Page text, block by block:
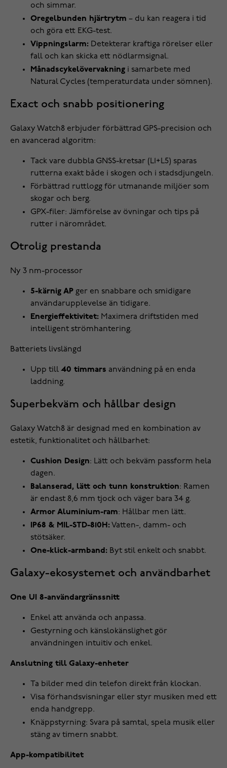
och simmar.
Oregelbunden hjärtrytm – du kan reagera i tid
och göra ett EKG-test.
Vippningslarm: Detekterar kraftiga rörelser eller
fall och kan skicka ett nödlarmsignal.
Månadscykelövervakning i samarbete med
Natural Cycles (temperaturdata under sömnen).
Exact och snabb positionering
Galaxy Watch8 erbjuder förbättrad GPS-precision och
en avancerad algoritm:
Tack vare dubbla GNSS-kretsar (L1+L5) sparas
rutterna exakt både i skogen och i stadsdjungeln.
Förbättrad ruttlogg för utmanande miljöer som
skogar och berg.
GPX-filer: Jämförelse av övningar och tips på
rutter i närområdet.
Otrolig prestanda
Ny 3 nm-processor
5-kärnig AP ger en snabbare och smidigare
användarupplevelse än tidigare.
Energieffektivitet: Maximera driftstiden med
intelligent strömhantering.
Batteriets livslängd
Upp till 40 timmars användning på en enda
laddning.
Superbekväm och hållbar design
Galaxy Watch8 är designad med en kombination av
estetik, funktionalitet och hållbarhet:
Cushion Design: Lätt och bekväm passform hela
dagen.
Balanserad, lätt och tunn konstruktion: Ramen
är endast 8,6 mm tjock och väger bara 34 g.
Armor Aluminium-ram: Hållbar men lätt.
IP68 & MIL-STD-810H: Vatten-, damm- och
stötsäker.
One-klick-armband: Byt stil enkelt och snabbt.
Galaxy-ekosystemet och användbarhet
One UI 8-användargränssnitt
Enkel att använda och anpassa.
Gestyrning och känslokänslighet gör
användningen intuitiv och enkel.
Anslutning till Galaxy-enheter
Ta bilder med din telefon direkt från klockan.
Visa förhandsvisningar eller styr musiken med ett
enda handgrepp.
Knäppstyrning: Svara på samtal, spela musik eller
stäng av timern snabbt.
App-kompatibilitet